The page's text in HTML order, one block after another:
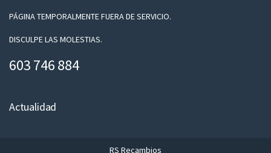
lPÁGINA TEMPORALMENTE FUERA DE SERVICIO.
DISCULPE LAS MOLESTIAS.
603 746 884
Actualidad
RS Recambios